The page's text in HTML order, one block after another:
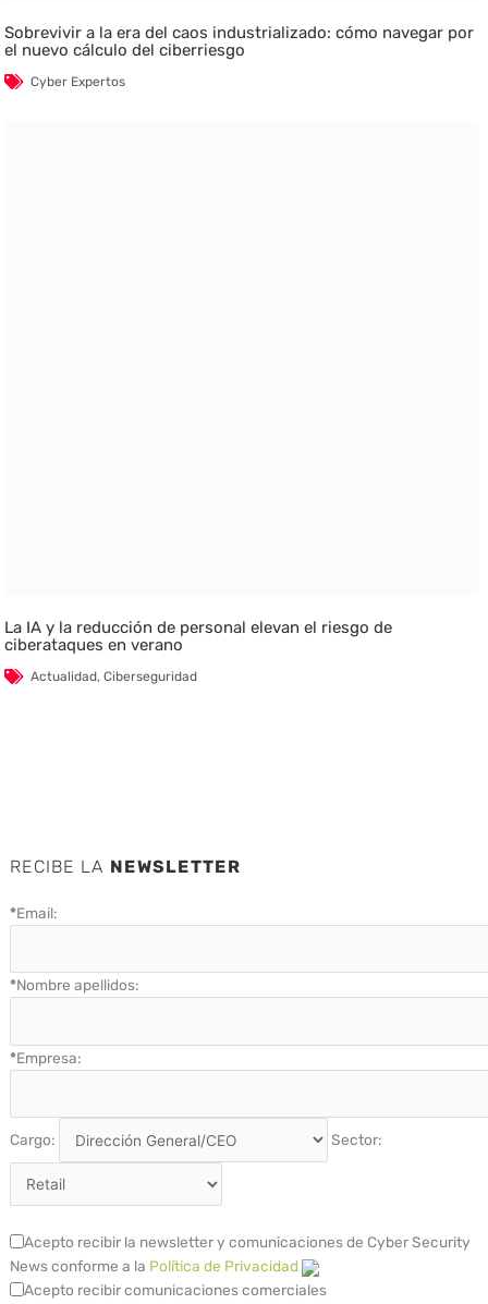
Sobrevivir a la era del caos industrializado: cómo navegar por
el nuevo cálculo del ciberriesgo
Cyber Expertos
La IA y la reducción de personal elevan el riesgo de
ciberataques en verano
Actualidad,Ciberseguridad
RECIBE LA NEWSLETTER
*Email:
*Nombre apellidos:
*Empresa:
Cargo: Sector:
Acepto recibir la newsletter y comunicaciones de Cyber Security
News conforme a la Política de Privacidad
Acepto recibir comunicaciones comerciales